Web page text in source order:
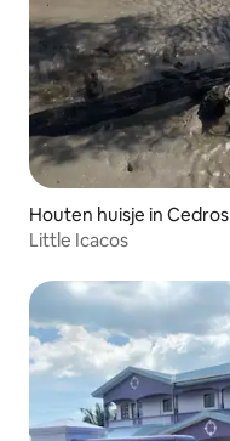
Houten huisje in Cedros
Little Icacos